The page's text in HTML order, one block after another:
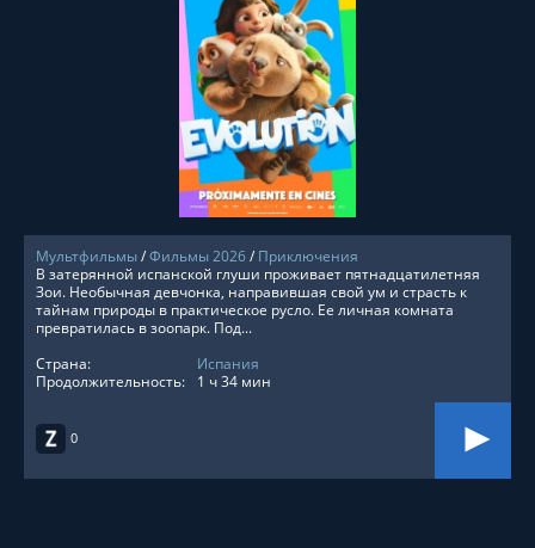
СМОТРЕТЬ ОНЛАЙН
Мультфильмы/Фильмы 2026/ Приключения
0
В затерянной испанской глуши проживает пятнадцатилетняя
Зои. Необычная девчонка, направившая свой ум и страсть к
тайнам природы в практическое русло. Ее личная комната
превратилась в зоопарк. Под...
Страна:
Испания
Продолжительность:
1 ч 34 мин